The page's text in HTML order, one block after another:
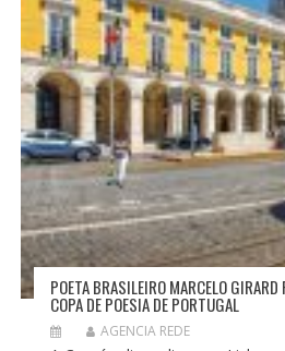
POETA BRASILEIRO MARCELO
COPA DE POESIA DE PORTUGAL
AGENCIA REDE